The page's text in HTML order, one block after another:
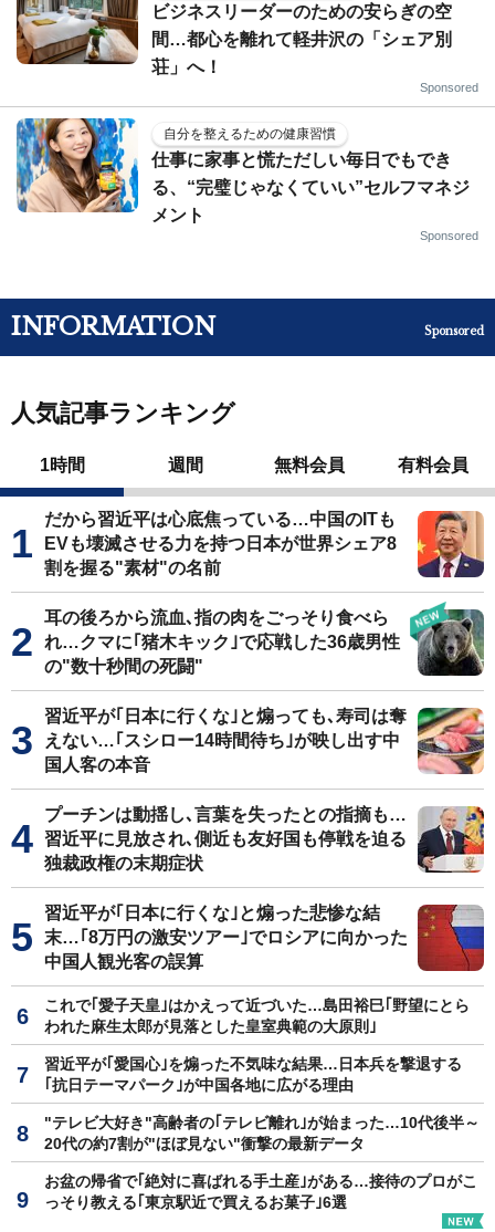
ビジネスリーダーのための安らぎの空
間…都心を離れて軽井沢の「シェア別
荘」へ！
Sponsored
自分を整えるための健康習慣
仕事に家事と慌ただしい毎日でもでき
る、“完璧じゃなくていい”セルフマネジ
メント
Sponsored
INFORMATION Sponsored
人気記事ランキング
1時間 週間 無料会員 有料会員
だから習近平は心底焦っている…中国のITも
EVも壊滅させる力を持つ日本が世界シェア8
割を握る"素材"の名前
耳の後ろから流血､指の肉をごっそり食べら
れ…クマに｢猪木キック｣で応戦した36歳男性
の"数十秒間の死闘"
習近平が｢日本に行くな｣と煽っても､寿司は奪
えない…｢スシロー14時間待ち｣が映し出す中
国人客の本音
プーチンは動揺し､言葉を失ったとの指摘も…
習近平に見放され､側近も友好国も停戦を迫る
独裁政権の末期症状
習近平が｢日本に行くな｣と煽った悲惨な結
末…｢8万円の激安ツアー｣でロシアに向かった
中国人観光客の誤算
これで｢愛子天皇｣はかえって近づいた…島田裕巳｢野望にとら
われた麻生太郎が見落とした皇室典範の大原則｣
習近平が｢愛国心｣を煽った不気味な結果…日本兵を撃退する
｢抗日テーマパーク｣が中国各地に広がる理由
"テレビ大好き"高齢者の｢テレビ離れ｣が始まった…10代後半～
20代の約7割が"ほぼ見ない"衝撃の最新データ
お盆の帰省で｢絶対に喜ばれる手土産｣がある…接待のプロがこ
っそり教える｢東京駅近で買えるお菓子｣6選